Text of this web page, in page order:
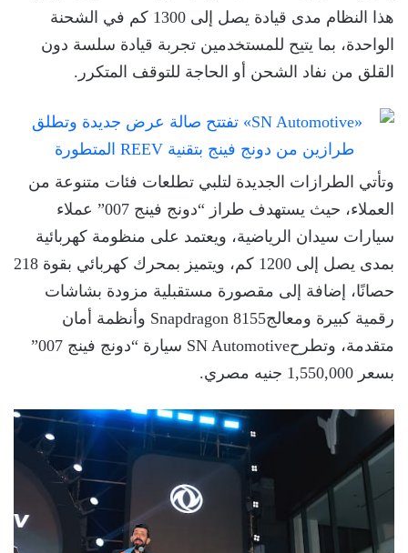
هذا النظام مدى قيادة يصل إلى 1300 كم في الشحنة
الواحدة، بما يتيح للمستخدمين تجربة قيادة سلسة دون
القلق من نفاد الشحن أو الحاجة للتوقف المتكرر.
وتأتي الطرازات الجديدة لتلبي تطلعات فئات متنوعة من
العملاء، حيث يستهدف طراز “دونج فينج 007” عملاء
سيارات سيدان الرياضية، ويعتمد على منظومة كهربائية
بمدى يصل إلى 1200 كم، ويتميز بمحرك كهربائي بقوة 218
حصانًا، إضافة إلى مقصورة مستقبلية مزودة بشاشات
رقمية كبيرة ومعالجSnapdragon 8155 وأنظمة أمان
متقدمة، وتطرحSN Automotive سيارة “دونج فينج 007”
بسعر 1,550,000 جنيه مصري.